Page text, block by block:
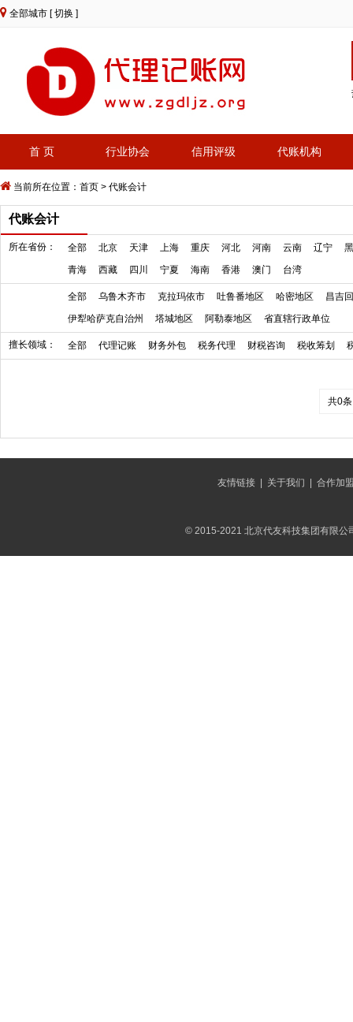
全部城市 [ 切换 ]
首 页 行业协会 信用评级 代账机构
当前所在位置： 首页 > 代账会计
代账会计
所在省份： 全部 北京 天津 上海 重庆 河北 河南 云南 辽宁
青海
西藏 四川 宁夏 海南 香港 澳门 台湾
全部 乌鲁木齐市 克拉玛依市 吐鲁番地区 哈密地区
昌吉
伊犁哈萨克自治州
塔城地区 阿勒泰地区 省直辖行政单位
擅长领域： 全部 代理记账 财务外包 税务代理 财税咨询 税收筹划
共0条
友情链接| 关于我们 合作加
© 2015-2021 北京代友科技集团有限